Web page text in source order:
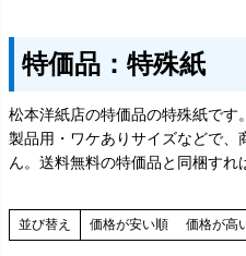
特価品：特殊紙
松本洋紙店の特価品の特殊紙で
製品用・ワケありサイズなどで
ん。送料無料の特価品と同梱すれ
並び替え 価格が安い順 価格が高